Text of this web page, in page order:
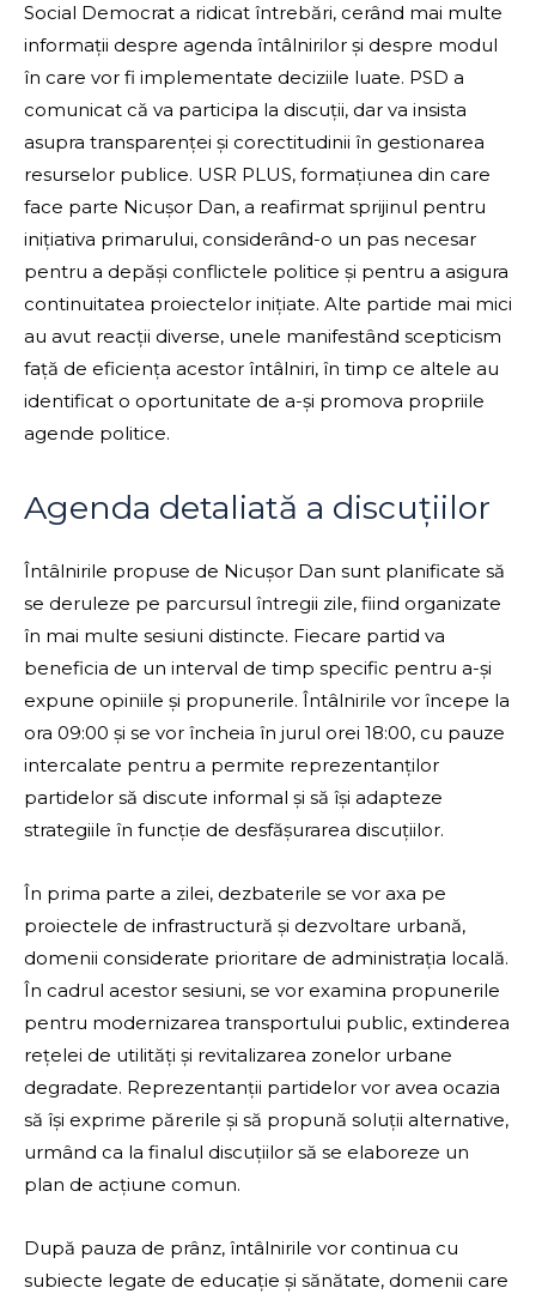
Social Democrat a ridicat întrebări, cerând mai multe
informații despre agenda întâlnirilor și despre modul
în care vor fi implementate deciziile luate. PSD a
comunicat că va participa la discuții, dar va insista
asupra transparenței și corectitudinii în gestionarea
resurselor publice. USR PLUS, formațiunea din care
face parte Nicușor Dan, a reafirmat sprijinul pentru
inițiativa primarului, considerând-o un pas necesar
pentru a depăși conflictele politice și pentru a asigura
continuitatea proiectelor inițiate. Alte partide mai mici
au avut reacții diverse, unele manifestând scepticism
față de eficiența acestor întâlniri, în timp ce altele au
identificat o oportunitate de a-și promova propriile
agende politice.
Agenda detaliată a discuțiilor
Întâlnirile propuse de Nicușor Dan sunt planificate să
se deruleze pe parcursul întregii zile, fiind organizate
în mai multe sesiuni distincte. Fiecare partid va
beneficia de un interval de timp specific pentru a-și
expune opiniile și propunerile. Întâlnirile vor începe la
ora 09:00 și se vor încheia în jurul orei 18:00, cu pauze
intercalate pentru a permite reprezentanților
partidelor să discute informal și să își adapteze
strategiile în funcție de desfășurarea discuțiilor.
În prima parte a zilei, dezbaterile se vor axa pe
proiectele de infrastructură și dezvoltare urbană,
domenii considerate prioritare de administrația locală.
În cadrul acestor sesiuni, se vor examina propunerile
pentru modernizarea transportului public, extinderea
rețelei de utilități și revitalizarea zonelor urbane
degradate. Reprezentanții partidelor vor avea ocazia
să își exprime părerile și să propună soluții alternative,
urmând ca la finalul discuțiilor să se elaboreze un
plan de acțiune comun.
După pauza de prânz, întâlnirile vor continua cu
subiecte legate de educație și sănătate, domenii care